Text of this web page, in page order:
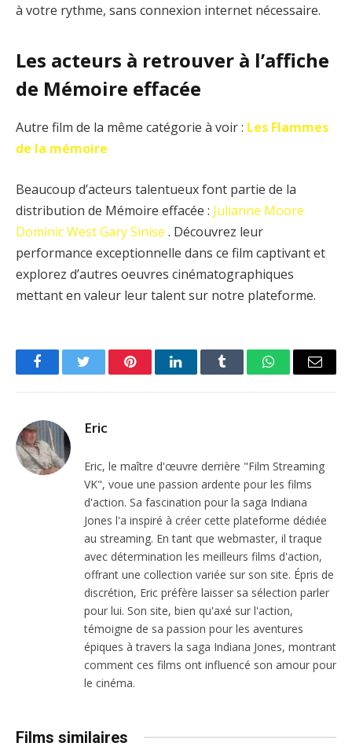
à votre rythme, sans connexion internet nécessaire.
Les acteurs à retrouver à l’affiche
de Mémoire effacée
Autre film de la même catégorie à voir : Les Flammes
de la mémoire
Beaucoup d’acteurs talentueux font partie de la
distribution de Mémoire effacée : Julianne Moore
Dominic WestGary Sinise . Découvrez leur
performance exceptionnelle dans ce film captivant et
explorez d’autres oeuvres cinématographiques
mettant en valeur leur talent sur notre plateforme.
FacebookTwitter PinterestLinkedInTumblr WhatsAppEmail
Eric
Eric, le maître d'œuvre derrière "Film Streaming
VK", voue une passion ardente pour les films
d'action. Sa fascination pour la saga Indiana
Jones l'a inspiré à créer cette plateforme dédiée
au streaming. En tant que webmaster, il traque
avec détermination les meilleurs films d'action,
offrant une collection variée sur son site. Épris de
discrétion, Eric préfère laisser sa sélection parler
pour lui. Son site, bien qu'axé sur l'action,
témoigne de sa passion pour les aventures
épiques à travers la saga Indiana Jones, montrant
comment ces films ont influencé son amour pour
le cinéma.
Films similaires